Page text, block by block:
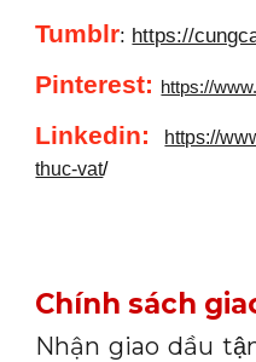
Tumblr: https://
Pinterest: https://
Linkedin:
https://
thuc-vat/
Chính sách
Nhận giao dầu